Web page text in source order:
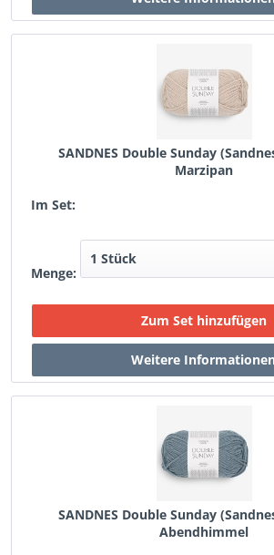
SANDNES Double Sunday
Marzipan
Im Set:
Menge:
SANDNES Double Sunday
Abendhimmel